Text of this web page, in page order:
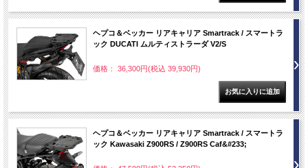
ヘプコ＆ベッカー リアキャリア Smartrack / スマートラ
ック DUCATI ムルティストラーダ V2/S
価格： 36,300円(税込 39,930円)
ヘプコ＆ベッカー リアキャリア Smartrack / スマートラ
ック Kawasaki Z900RS / Z900RS Caf&#233;